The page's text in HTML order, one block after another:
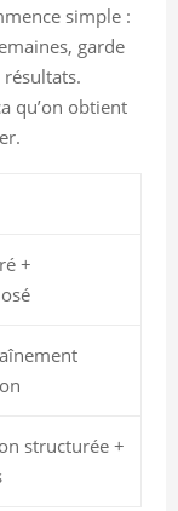
simple :
garde
qu’on obtient
+
structurée +